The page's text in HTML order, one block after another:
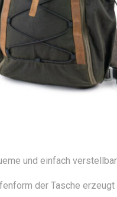
und einfach
der Tasche